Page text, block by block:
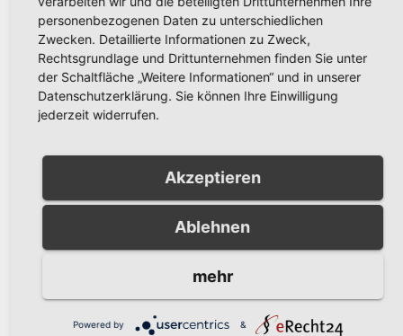
Freifunks absehbar
Stadt Arnsberg bietet neue Ratsinfo-App
für Tablets Rat der
Stadt Arnsberg tagt am Donnerstag, 16.
personenbezogenen Daten zu unterschiedlichen
Zwecken. Detaillierte Informationen zu Zweck,
Rechtsgrundlage und Drittunternehmen finden Sie unter
der Schaltfläche „Weitere Informationen“ und in unserer
Datenschutzerklärung. Sie können Ihre Einwilligung
jederzeit widerrufen.
Akzeptieren
Ablehnen
mehr
Powered by &